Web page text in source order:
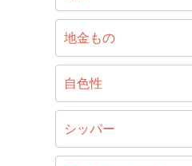
地金もの
自色性
シッパー